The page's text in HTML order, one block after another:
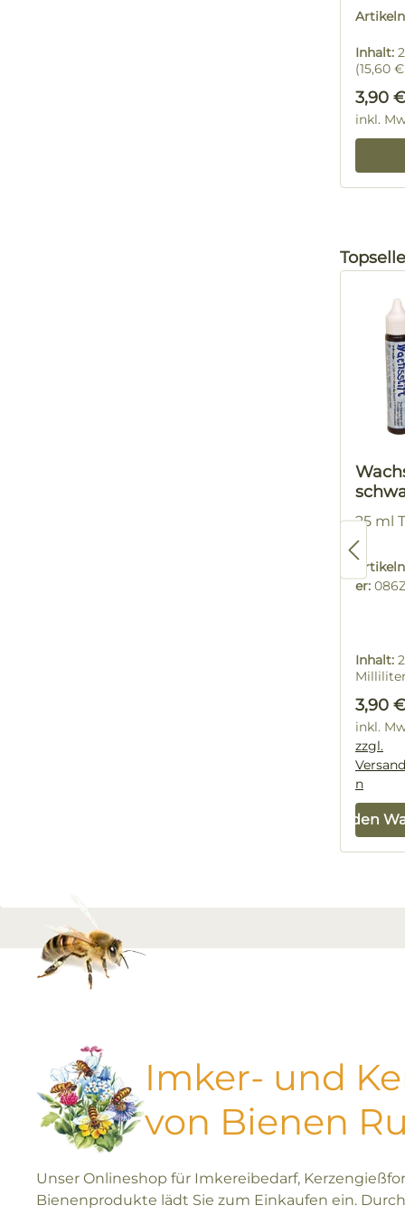
Inhalt:
(15,60
3,90 €
inkl.
25 ml
er:
Inhalt:
Milliliter
3,90 €
inkl.
zzgl.
n
In den
Imker- und
von Bienen
Unser Onlineshop für Imkereibedarf,
Bienenprodukte lädt Sie zum Einkaufen ein.